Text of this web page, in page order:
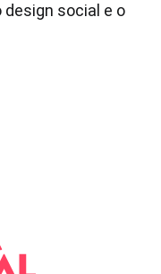
social e o